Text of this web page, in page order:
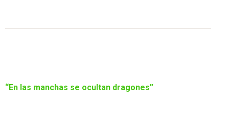
“En las manchas se ocultan dragones”